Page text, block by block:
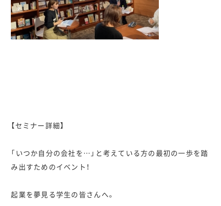
【セミナー詳細】
「いつか自分の会社を…」と考えている方の最初の一歩を踏
み出すためのイベント！
起業を夢見る学生の皆さんへ。